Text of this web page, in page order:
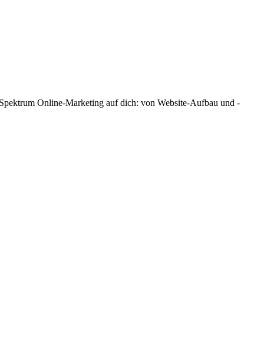
Online-Marketing auf dich: von Website-Aufbau und -